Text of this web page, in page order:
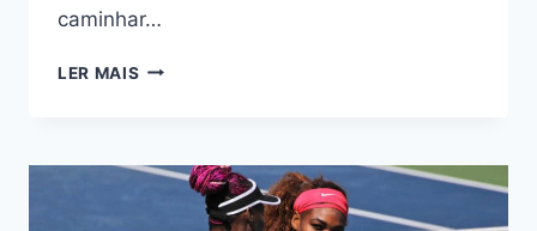
caminhar…
LER MAIS AS
PARA
RAQUETE